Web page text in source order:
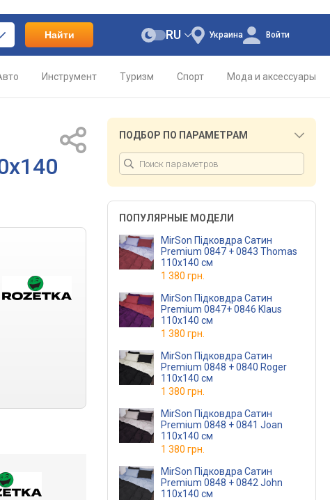
Найти Украина
RU Войти
Инструмент Туризм Спорт Мода и аксессуары
ПОДБОР ПО ПАРАМЕТРАМ
ПОПУЛЯРНЫЕ МОДЕЛИ
MirSon Підковдра Сатин
Premium 0847 + 0843 Thomas
110х140 см
1 380 грн.
MirSon Підковдра Сатин
Premium 0847+ 0846 Klaus
110х140 см
1 380 грн.
MirSon Підковдра Сатин
Premium 0848 + 0840 Roger
110х140 см
1 380 грн.
MirSon Підковдра Сатин
Premium 0848 + 0841 Joan
110х140 см
1 380 грн.
MirSon Підковдра Сатин
Premium 0848 + 0842 John
110х140 см